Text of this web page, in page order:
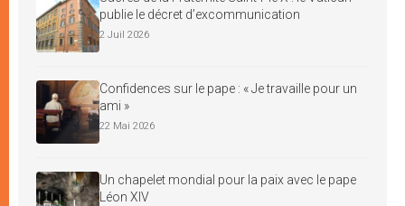
publie le décret d’excommunication
2 Juil 2026
Confidences sur le pape : « Je travaille pour un
ami »
22 Mai 2026
Un chapelet mondial pour la paix avec le pape
Léon XIV